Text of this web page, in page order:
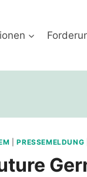
|PRESSEMELDUNG